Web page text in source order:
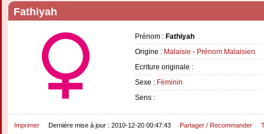
Fathiyah
Prénom : Fathiyah
Origine : Malaisie - Prénom Malaisien
Ecriture originale :
Sexe : Féminin
Sens :
Imprimer Dernière mise à jour : 2010-12-20 00:47:43 Partager / Recommander